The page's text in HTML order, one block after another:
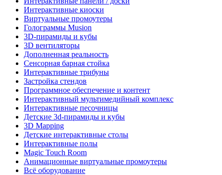
Интерактивные киоски
Виртуальные промоутеры
Голограммы Musion
3D-пирамиды и кубы
3D вентиляторы
Дополненная реальность
Сенсорная барная стойка
Интерактивные трибуны
Застройка стендов
Программное обеспечение и контент
Интерактивный мультимедийный комплекс
Интерактивные песочницы
Детские 3d-пирамиды и кубы
3D Mapping
Детские интерактивные столы
Интерактивные полы
Magic Touch Room
Анимационные виртуальные промоутеры
Всё оборудование